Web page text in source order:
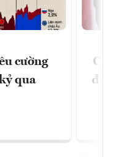
cường
qua
đã